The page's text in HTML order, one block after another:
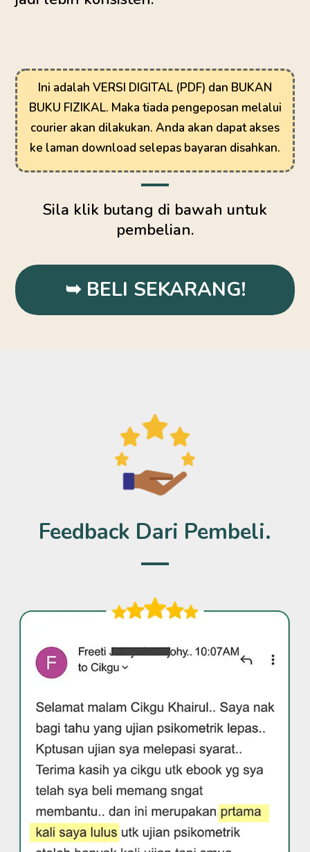
Ini adalah VERSI DIGITAL (PDF) dan BUKAN
BUKU FIZIKAL. Maka tiada pengeposan melalui
courier akan dilakukan. Anda akan dapat akses
ke laman download selepas bayaran disahkan.
Sila klik butang di bawah untuk
pembelian.
➥ BELI SEKARANG!
Feedback Dari Pembeli.